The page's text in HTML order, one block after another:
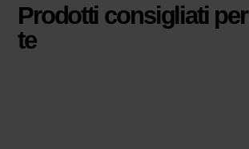
Prodotti consigliati per
te